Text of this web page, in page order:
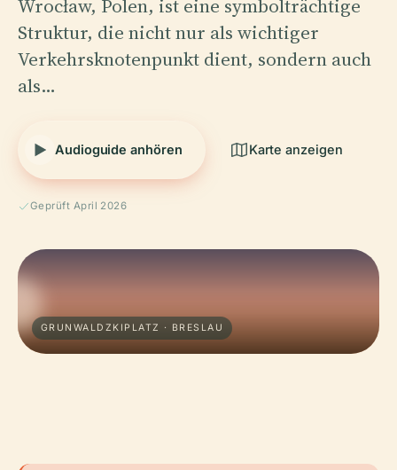
Wrocław, Polen, ist eine symbolträchtige
Struktur, die nicht nur als wichtiger
Verkehrsknotenpunkt dient, sondern auch
als…
Audioguide anhören Karte anzeigen
Geprüft April 2026
GRUNWALDZKIPLATZ · BRESLAU